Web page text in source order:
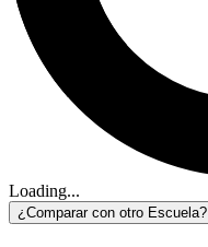
Loading...
¿Comparar con otro Escuela?